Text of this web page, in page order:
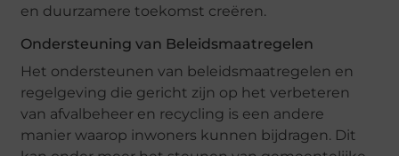
en duurzamere toekomst creëren.
Ondersteuning van Beleidsmaatregelen
Het ondersteunen van beleidsmaatregelen en
regelgeving die gericht zijn op het verbeteren
van afvalbeheer en recycling is een andere
manier waarop inwoners kunnen bijdragen. Dit